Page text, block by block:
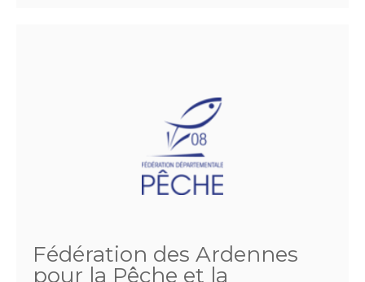
Fédération des Ardennes
pour la Pêche et la